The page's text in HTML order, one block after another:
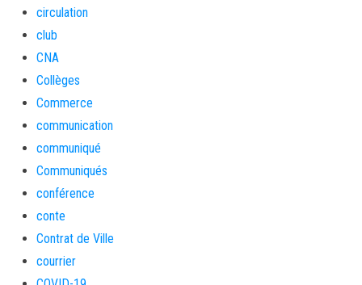
circulation
club
CNA
Collèges
Commerce
communication
communiqué
Communiqués
conférence
conte
Contrat de Ville
courrier